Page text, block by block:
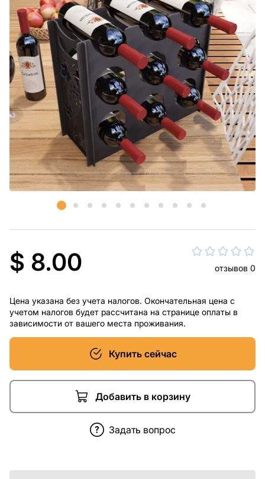
$ 8.00 отзывов 0
Цена указана без учета налогов. Окончательная цена с
учетом налогов будет рассчитана на странице оплаты в
зависимости от вашего места проживания.
Купить сейчас
Добавить в корзину
Задать вопрос